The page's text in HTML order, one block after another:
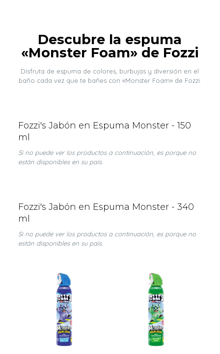
Descubre la espuma
«Monster Foam» de Fozzi
Disfruta de espuma de colores, burbujas y diversión en el
baño cada vez que te bañes con «Monster Foam» de Fozzi.
Fozzi's Jabón en Espuma Monster - 150
ml
Si no puede ver los productos a continuación, es porque no
están disponibles en su país.
Fozzi's Jabón en Espuma Monster - 340
ml
Si no puede ver los productos a continuación, es porque no
están disponibles en su país.